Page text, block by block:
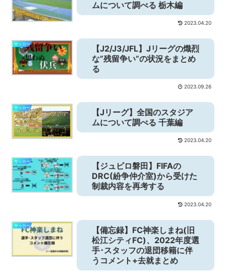
ムについて調べる 栃木編
2023.04.20
サッカー
【J2/J3/JFL】Jリーグの熾烈
な”残留争い”の状況をまとめ
る
2023.09.26
サッカー
【Jリーグ】全国のスタジア
ムについて調べる 千葉編
2023.04.20
サッカー
【ジュビロ磐田】FIFAの
DRC(紛争仲介室)から受けた
制裁内容を再考する
2023.04.20
サッカー
【備忘録】FC神楽しまね(旧
松江シティFC)、2022年度選
手･スタッフの退団移籍に伴
うコメント+去就まとめ